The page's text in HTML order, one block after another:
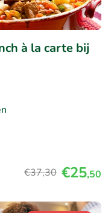
à la carte bij
€37,30 €25,50